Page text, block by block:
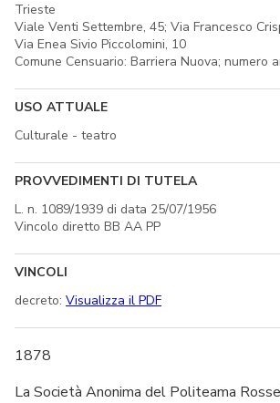
Trieste
Viale Venti Settembre, 45; Via Francesco
Via Enea Sivio Piccolomini, 10
Comune Censuario: Barriera Nuova; numero
USO ATTUALE
Culturale - teatro
PROVVEDIMENTI DI TUTELA
L. n. 1089/1939 di data 25/07/1956
Vincolo diretto BB AA PP
VINCOLI
decreto: Visualizza il PDF
1878
La Società Anonima del Politeama